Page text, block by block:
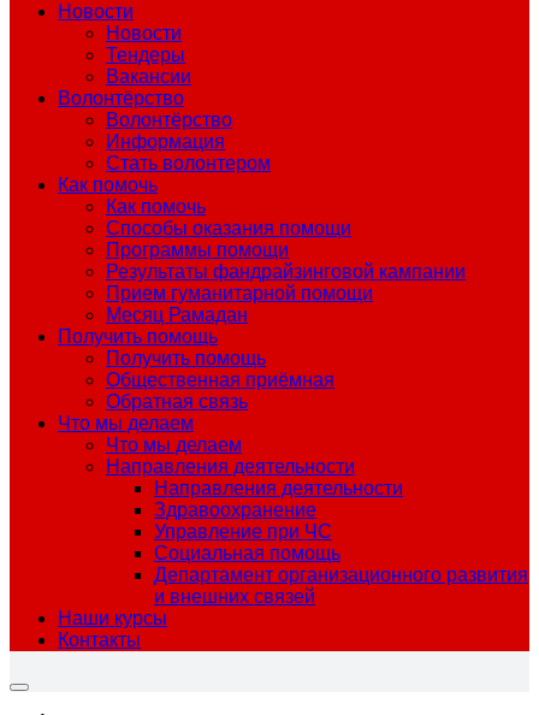
Новости
Новости
Тендеры
Вакансии
Волонтёрство
Волонтёрство
Информация
Стать волонтером
Как помочь
Как помочь
Способы оказания помощи
Программы помощи
Результаты фандрайзинговой кампании
Прием гуманитарной помощи
Месяц Рамадан
Получить помощь
Получить помощь
Общественная приёмная
Обратная связь
Что мы делаем
Что мы делаем
Направления деятельности
Направления деятельности
Здравоохранение
Управление при ЧС
Социальная помощь
Департамент организационного развития
и внешних связей
Наши курсы
Контакты